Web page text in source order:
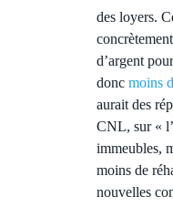
des loyers.
d’argent
donc moins
aurait des
CNL, sur «
immeubles,
moins de
nouvelles